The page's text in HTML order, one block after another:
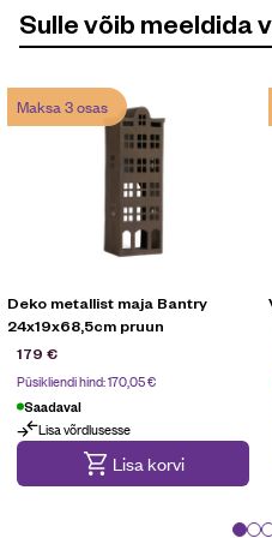
Sulle võib meeldida
Maksa 3 osas
Deko metallist maja Bantry
24x19x68,5cm pruun
179 €
Püsikliendi hind:170,05€
Saadaval
Maksa 3 osas
Lisa võrdlusesse
Lisa korvi